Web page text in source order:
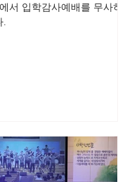
서 입학감사예배를 무사히
.